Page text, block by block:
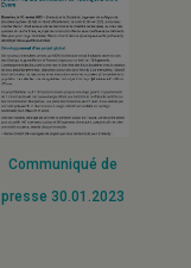
Communiqué de
presse 30.01.2023